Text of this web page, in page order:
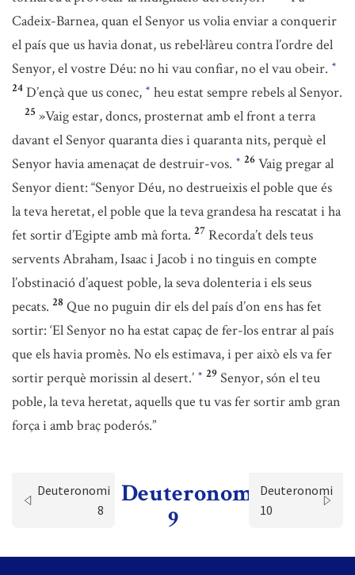
Cadeix-Barnea, quan el Senyor us volia enviar a conquerir
el país que us havia donat, us rebel·làreu contra l’ordre del
Senyor, el vostre Déu: no hi vau confiar, no el vau obeir. *
24 D’ençà que us conec, * heu estat sempre rebels al Senyor.
25 »Vaig estar, doncs, prosternat amb el front a terra
davant el Senyor quaranta dies i quaranta nits, perquè el
Senyor havia amenaçat de destruir-vos. * 26 Vaig pregar al
Senyor dient: “Senyor Déu, no destrueixis el poble que és
la teva heretat, el poble que la teva grandesa ha rescatat i ha
fet sortir d’Egipte amb mà forta. 27 Recorda’t dels teus
servents Abraham, Isaac i Jacob i no tinguis en compte
l’obstinació d’aquest poble, la seva dolenteria i els seus
pecats. 28 Que no puguin dir els del país d’on ens has fet
sortir: ‘El Senyor no ha estat capaç de fer-los entrar al país
que els havia promès. No els estimava, i per això els va fer
sortir perquè morissin al desert.’ * 29 Senyor, són el teu
poble, la teva heretat, aquells que tu vas fer sortir amb gran
força i amb braç poderós.”
Deuteronomi
8
Deuteronomi
9
Deuteronomi
10